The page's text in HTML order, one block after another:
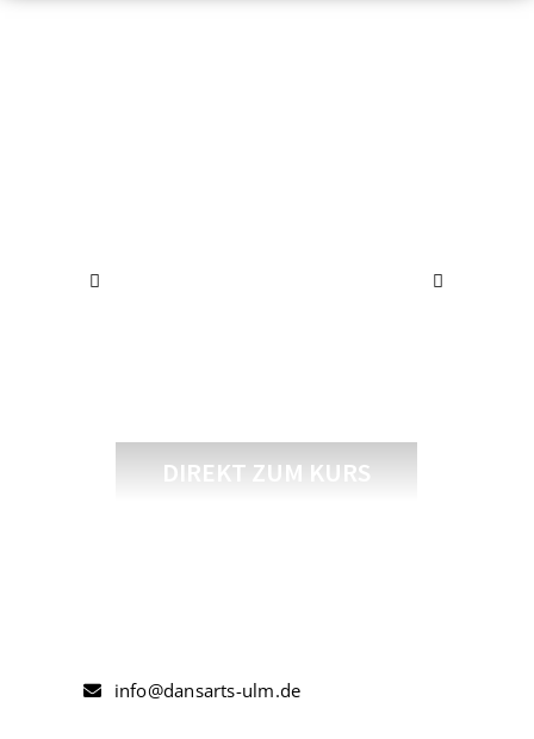
DIREKT ZUM KURS
info@dansarts-ulm.de